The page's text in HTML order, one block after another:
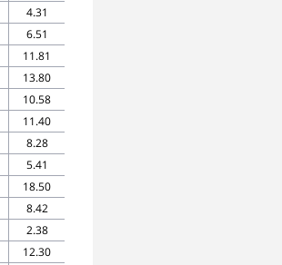
4.31
6.51
11.81
13.80
10.58
11.40
8.28
5.41
18.50
8.42
2.38
12.30